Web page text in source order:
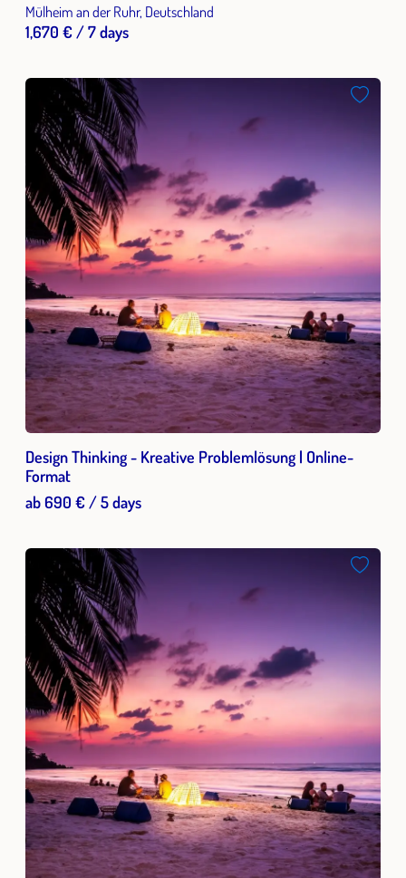
Mülheim an der Ruhr, Deutschland
1,670 € / 7 days
Design Thinking - Kreative Problemlösung | Online-
Format
ab 690 € / 5 days